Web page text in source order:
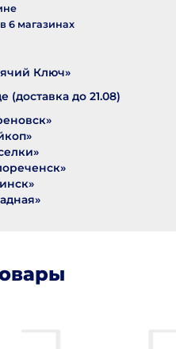
6 магазинах
Ключ»
(доставка до 21.08)